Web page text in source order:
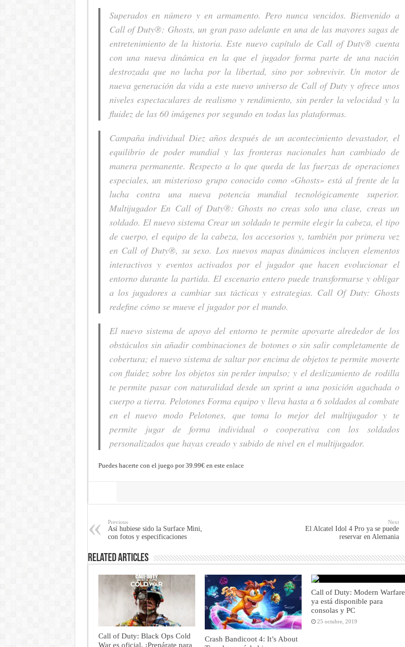
Superados en número y en armamento. Pero nunca vencidos. Bienvenido a
Call of Duty®: Ghosts, un gran paso adelante en una de las mayores sagas de
entretenimiento de la historia. Este nuevo capítulo de Call of Duty® cuenta
con una nueva dinámica en la que el jugador forma parte de una nación
destrozada que no lucha por la libertad, sino por sobrevivir. Un motor de
nueva generación da vida a este nuevo universo de Call of Duty y ofrece unos
niveles espectaculares de realismo y rendimiento, sin perder la velocidad y la
fluidez de las 60 imágenes por segundo en todas las plataformas.
Campaña individual Diez años después de un acontecimiento devastador, el
equilibrio de poder mundial y las fronteras nacionales han cambiado de
manera permanente. Respecto a lo que queda de las fuerzas de operaciones
especiales, un misterioso grupo conocido como «Ghosts» está al frente de la
lucha contra una nueva potencia mundial tecnológicamente superior.
Multijugador En Call of Duty®: Ghosts no creas solo una clase, creas un
soldado. El nuevo sistema Crear un soldado te permite elegir la cabeza, el tipo
de cuerpo, el equipo de la cabeza, los accesorios y, también por primera vez
en Call of Duty®, su sexo. Los nuevos mapas dinámicos incluyen elementos
interactivos y eventos activados por el jugador que hacen evolucionar el
entorno durante la partida. El escenario entero puede transformarse y obligar
a los jugadores a cambiar sus tácticas y estrategias. Call Of Duty: Ghosts
redefine cómo se mueve el jugador por el mundo.
El nuevo sistema de apoyo del entorno te permite apoyarte alrededor de los
obstáculos sin añadir combinaciones de botones o sin salir completamente de
cobertura; el nuevo sistema de saltar por encima de objetos te permite moverte
con fluidez sobre los objetos sin perder impulso; y el deslizamiento de rodilla
te permite pasar con naturalidad desde un sprint a una posición agachada o
cuerpo a tierra. Pelotones Forma equipo y lleva hasta a 6 soldados al combate
en el nuevo modo Pelotones, que toma lo mejor del multijugador y te
permite jugar de forma individual o cooperativa con los soldados
personalizados que hayas creado y subido de nivel en el multijugador.
Puedes hacerte con el juego por 39.99€ en este enlace
Previous
Así hubiese sido la Surface Mini,
con fotos y especificaciones
Next
El Alcatel Idol 4 Pro ya se puede
reservar en Alemania
Related Articles
Call of Duty: Black Ops Cold
War es oficial. ¡Prepárate para
Crash Bandicoot 4: It’s About
Call of Duty: Modern Warfare
ya está disponible para
consolas y PC
25 octubre, 2019